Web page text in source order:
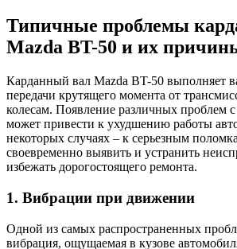
Типичные проблемы
Mazda BT-50 и их
Карданный вал Mazda BT-50 выполняет
передачи крутящего момента от
колесам. Появление различных проблем
может привести к ухудшению работы
некоторых случаях – к серьезным
своевременно выявить и устранить
избежать дорогостоящего ремонта.
1. Вибрации при движении
Одной из самых распространенных
вибрация, ощущаемая в кузове